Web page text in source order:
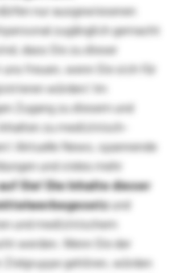
nur ausgewiesenen
zugänglich gemacht
dass Sie zu dieser
freuen, wenn Sie sich für
würden! Im
Zugang zu diesem und
zu medizinisch-
Aktuelle News, spannende
und vieles mehr
Sie!Die Inhalte dieser
und
und medizinischem
werden. Wenn Sie der
gehören, würden